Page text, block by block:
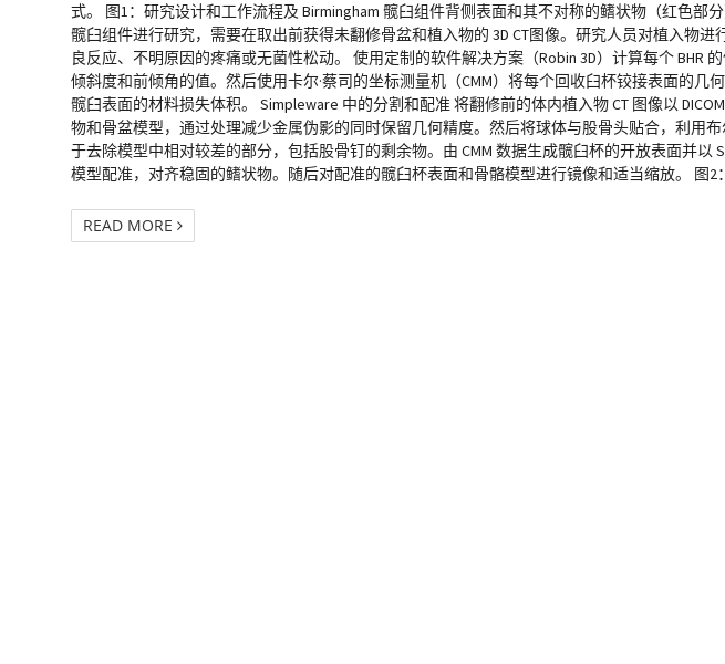
式。 图1：研究设计和工作流程及 Birmingham 髋臼组件背侧表面和其不对称的鳍状物（红色部
髋臼组件进行研究，需要在取出前获得未翻修骨盆和植入物的 3D CT图像。研究人员对植入物
良反应、不明原因的疼痛或无菌性松动。 使用定制的软件解决方案（Robin 3D）计算每个 BHR
倾斜度和前倾角的值。然后使用卡尔·蔡司的坐标测量机（CMM）将每个回收臼杯铰接表面的
髋臼表面的材料损失体积。 Simpleware 中的分割和配准 将翻修前的体内植入物 CT 图像以
物和骨盆模型，通过处理减少金属伪影的同时保留几何精度。然后将球体与股骨头贴合，利用
于去除模型中相对较差的部分，包括股骨钉的剩余物。由 CMM 数据生成髋臼杯的开放表面并以
模型配准，对齐稳固的鳍状物。随后对配准的髋臼杯表面和骨骼模型进行镜像和适当缩放。 图
READ MORE